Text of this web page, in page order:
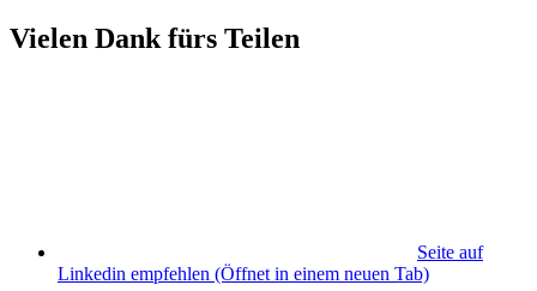
Vielen Dank fürs Teilen
Seite auf
Linkedin empfehlen (Öffnet in einem neuen Tab)